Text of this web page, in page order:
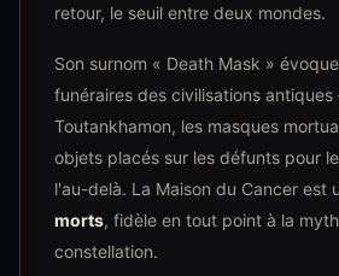
retour, le seuil entre deux mondes.
Son surnom « Death Mask »
funéraires des civilisations
Toutankhamon, les masques
objets placés sur les défunts pour
l'au-delà. La Maison du Cancer est
morts, fidèle en tout point à la
constellation.